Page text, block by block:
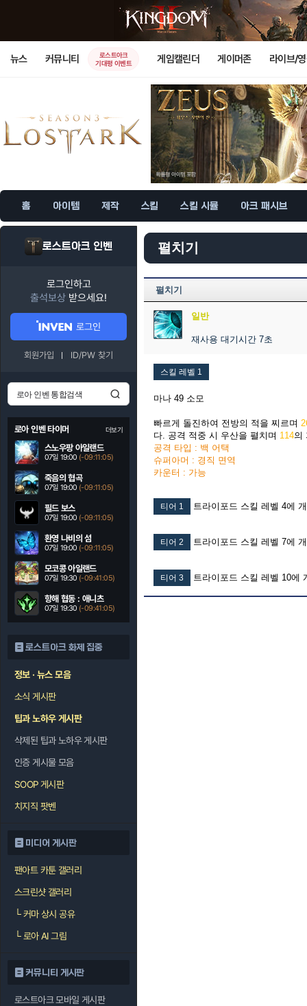
뉴스 커뮤니티
로스트아크
기대평 이벤트
게임캘린더 게이머존 라이브/
홈 아이템 제작 스킬 스킬 시뮬 아크 패시브
로스트아크 인벤
로그인하고
출석보상 받으세요!
로그인
회원가입 ID/PW 찾기
로아 인벤 타이머 더보기
스노우팡 아일랜드
07일 19:00 (-09:11:04)
죽음의 협곡
07일 19:00 (-09:11:04)
필드 보스
07일 19:00 (-09:11:04)
환영 나비의 섬
07일 19:00 (-09:11:04)
모코콩 아일랜드
07일 19:30 (-09:41:04)
항해 협동 : 애니츠
07일 19:30 (-09:41:04)
로스트아크 화제 집중
정보 · 뉴스 모음
소식 게시판
팁과 노하우 게시판
삭제된 팁과 노하우 게시판
인증 게시물 모음
SOOP 게시판
치지직 팟벤
미디어 게시판
팬아트 카툰 갤러리
스크린샷 갤러리
└커마 상시 공유
└로아 AI 그림
커뮤니티 게시판
로스트아크 모바일 게시판
펼치기
펼치기
일반
재사용 대기시간 7초
스킬 레벨 1
마나 49 소모
빠르게 돌진하여 전방의 적을 찌르며
다. 공격 적중 시 우산을 펼치며 114의
공격 타입 : 백 어택
슈퍼아머 : 경직 면역
카운터 : 가능
티어 1 트라이포드 스킬 레벨 4에
티어 2 트라이포드 스킬 레벨 7에
티어 3 트라이포드 스킬 레벨 10에